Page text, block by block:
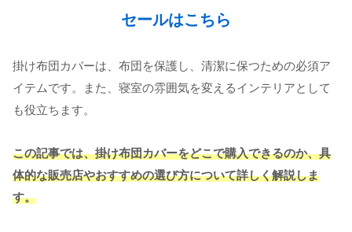
セールはこちら
掛け布団カバーは、布団を保護し、清潔に保つための必須ア
イテムです。また、寝室の雰囲気を変えるインテリアとして
も役立ちます。
この記事では、掛け布団カバーをどこで購入できるのか、具
体的な販売店やおすすめの選び方について詳しく解説しま
す。